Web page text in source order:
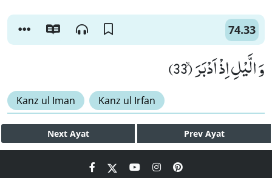
74.33
وَ الَّیْلِ اِذْ اَدْبَرَۙ (33)
Kanz ul Iman Kanz ul Irfan
Next Ayat Prev Ayat